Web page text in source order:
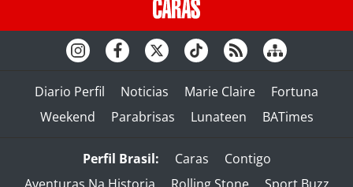
Diario Perfil Noticias Marie Claire
Fortuna
Weekend
Parabrisas Lunateen BATimes
Perfil Brasil: Caras
Contigo